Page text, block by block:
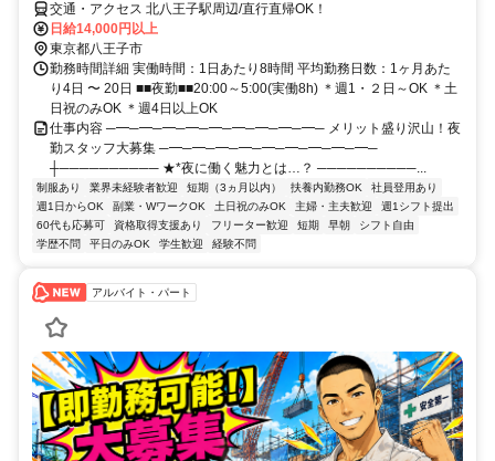
交通・アクセス 北八王子駅周辺/直行直帰OK！
日給14,000円以上
東京都八王子市
勤務時間詳細 実働時間：1日あたり8時間 平均勤務日数：1ヶ月あた
り4日 〜 20日 ■■夜勤■■20:00～5:00(実働8h) ＊週1・２日～OK ＊土
日祝のみOK ＊週4日以上OK
仕事内容 ─━─━─━─━─━─━─━─━─━─ メリット盛り沢山！夜
勤スタッフ大募集 ─━─━─━─━─━─━─━─━─━─
┼────────── ★*夜に働く魅力とは…？ ──────────...
制服あり 業界未経験者歓迎 短期（3ヵ月以内） 扶養内勤務OK
社員登用あり
週1日からOK
副業・WワークOK 土日祝のみOK 主婦・主夫歓迎
週1シフト提出
60代も応募可
資格取得支援あり フリーター歓迎 短期 早朝
シフト自由
学歴不問
平日のみOK 学生歓迎 経験不問
アルバイト・パート